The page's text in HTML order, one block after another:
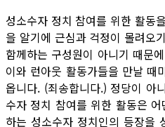
성소수자 정치 참여를 위한 활동
을 알기에 근심과 걱정이 몰려오
함께하는 구성원이 아니기 때문
이와 런아웃 활동가들을 만날 때
옵니다. (죄송합니다.) 정당이 아
수자 정치 참여를 위한 활동은
하는 성소수자 정치인의 등장을